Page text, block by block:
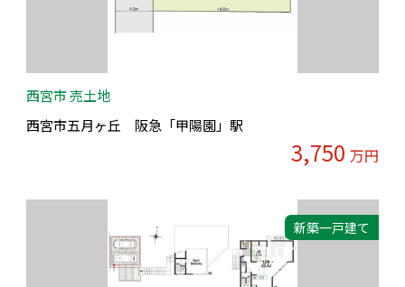
西宮市 売土地
西宮市五月ヶ丘 阪急「甲陽園」駅
3,750 万円
新築一戸建て